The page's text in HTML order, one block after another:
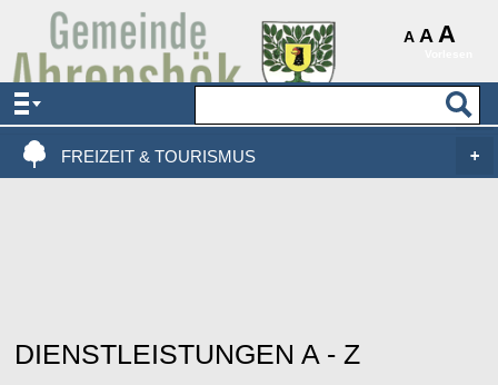
A A A
AKTUELLES & SERVICE
VERWALTUNG & POLITIK
FREIZEIT & TOURISMUS
DIENSTLEISTUNGEN A - Z